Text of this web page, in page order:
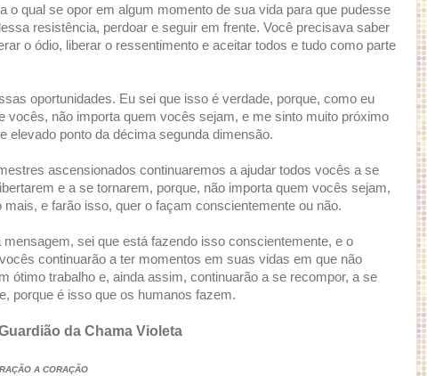
o qual se opor em algum momento de sua vida para que pudesse
resistência, perdoar e seguir em frente. Você precisava saber
o ódio, liberar o ressentimento e aceitar todos e tudo como parte
oportunidades. Eu sei que isso é verdade, porque, como eu
vocês, não importa quem vocês sejam, e me sinto muito próximo
elevado ponto da décima segunda dimensão.
ascensionados continuaremos a ajudar todos vocês a se
e a se tornarem, porque, não importa quem vocês sejam,
e farão isso, quer o façam conscientemente ou não.
sei que está fazendo isso conscientemente, e o
continuarão a ter momentos em suas vidas em que não
ótimo trabalho e, ainda assim, continuarão a se recompor, a se
porque é isso que os humanos fazem.
da Chama Violeta
A CORAÇÃO